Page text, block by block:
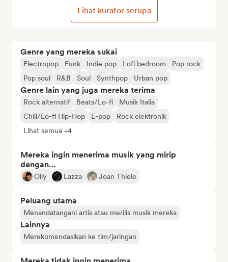
Genre yang mereka sukai
Electropop Funk Indie pop Lofi bedroom
Pop rock
Pop soul
R&B Soul Synthpop Urban pop
Genre lain yang juga mereka terima
Rock alternatif Beats/Lo-fi
Musik Italia
Chill/Lo-fi Hip-Hop
E-pop
Rock elektronik
Lihat semua +4
Mereka ingin menerima musik yang mirip
dengan…
Olly Lazza Joan Thiele
Peluang utama
Menandatangani artis atau merilis musik mereka
Lainnya
Merekomendasikan ke tim/jaringan
Lihat kurator serupa